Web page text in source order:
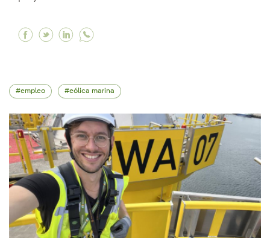
Facebook Finaliza la instalación de
Twitter Finaliza la instalación de
Linkedin Finaliza la instalación de
empleo eólica marina